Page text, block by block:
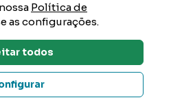
Dúvidas? Tire Aqui
Política de
as configurações.
todos